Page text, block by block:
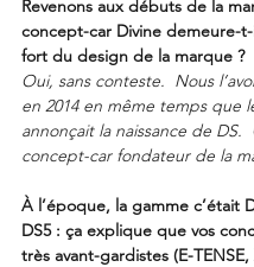
Revenons aux débuts de la
concept-car Divine demeure-
fort du design de la marque ?
Oui, sans conteste.  Nous
en 2014 en même temps que
annonçait la naissance de DS.
concept-car fondateur de la
À l’époque, la gamme c’était
DS5 : ça explique que vos
très avant-gardistes (E-TENSE,